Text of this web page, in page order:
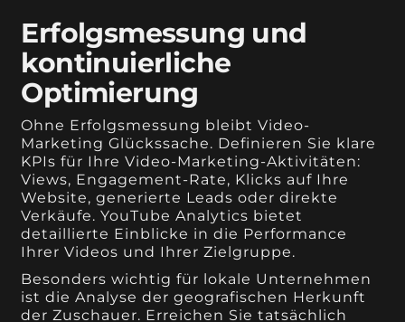
Erfolgsmessung und
kontinuierliche
Optimierung
Ohne Erfolgsmessung bleibt Video-
Marketing Glückssache. Definieren Sie klare
KPIs für Ihre Video-Marketing-Aktivitäten:
Views, Engagement-Rate, Klicks auf Ihre
Website, generierte Leads oder direkte
Verkäufe. YouTube Analytics bietet
detaillierte Einblicke in die Performance
Ihrer Videos und Ihrer Zielgruppe.
Besonders wichtig für lokale Unternehmen
ist die Analyse der geografischen Herkunft
der Zuschauer. Erreichen Sie tatsächlich